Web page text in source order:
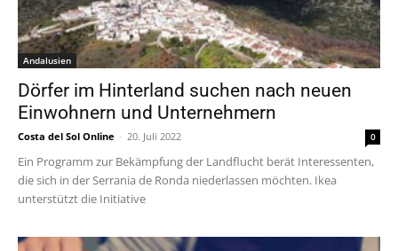
Andalusien
Dörfer im Hinterland suchen nach neuen
Einwohnern und Unternehmern
Costa del Sol Online - 20. Juli 2022 0
Ein Programm zur Bekämpfung der Landflucht berät Interessenten,
die sich in der Serrania de Ronda niederlassen möchten. Ikea
unterstützt die Initiative